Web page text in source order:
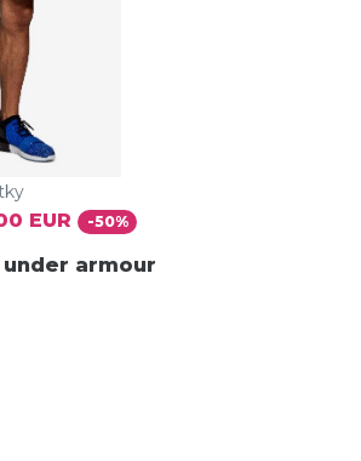
EUR -50%
armour